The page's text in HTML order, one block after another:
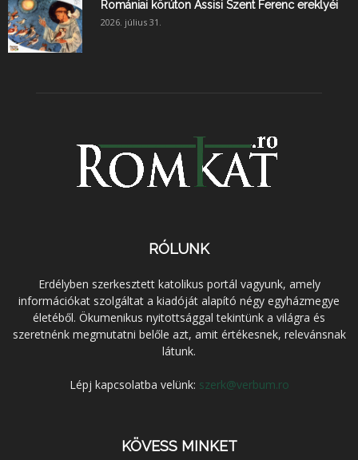
Romániai körúton Assisi Szent Ferenc ereklyéi
2026. július 31.
RÓLUNK
Erdélyben szerkesztett katolikus portál vagyunk, amely
információkat szolgáltat a kiadóját alapító négy egyházmegye
életéből. Ökumenikus nyitottsággal tekintünk a világra és
szeretnénk megmutatni belőle azt, amit értékesnek, relevánsnak
látunk.
Lépj kapcsolatba velünk: szerk@verbum.ro
KÖVESS MINKET